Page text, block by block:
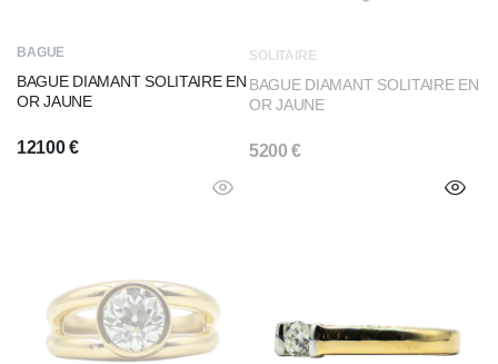
BAGUE
BAGUE DIAMANT SOLITAIRE EN
OR JAUNE
12100€
SOLITAIRE
BAGUE DIAMANT SOLITAIRE EN
OR JAUNE
5200€